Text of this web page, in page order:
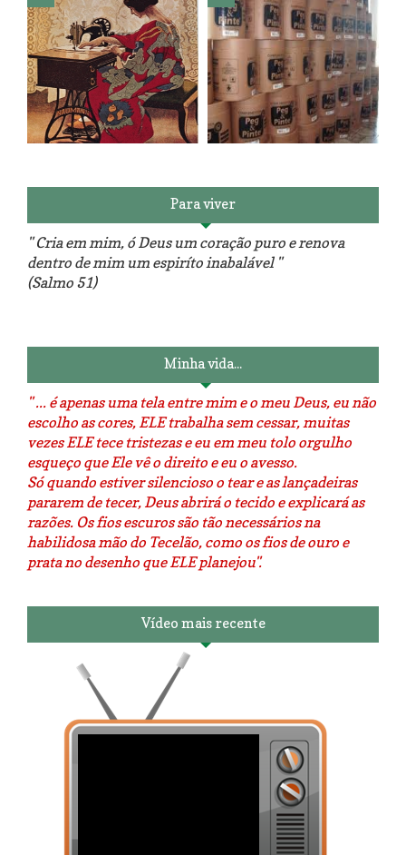
Reforma do sofá, agora é em
patchwork!
The Red Velvet !!! O Perfeito
Para viver
" Cria em mim, ó Deus um coração puro e renova
dentro de mim um espiríto inabalável "
(Salmo 51)
Minha vida...
" ... é apenas uma tela entre mim e o meu Deus, eu não
escolho as cores, ELE trabalha sem cessar, muitas
vezes ELE tece tristezas e eu em meu tolo orgulho
esqueço que Ele vê o direito e eu o avesso.
Só quando estiver silencioso o tear e as lançadeiras
pararem de tecer, Deus abrirá o tecido e explicará as
razões. Os fios escuros são tão necessários na
habilidosa mão do Tecelão, como os fios de ouro e
prata no desenho que ELE planejou".
Vídeo mais recente